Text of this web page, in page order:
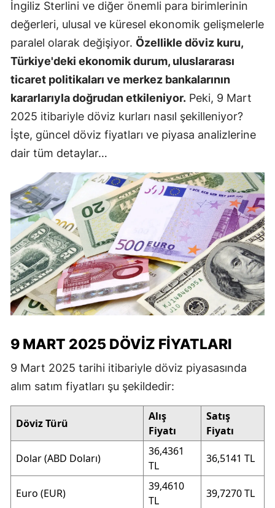
İngiliz Sterlini ve diğer önemli para birimlerinin
değerleri, ulusal ve küresel ekonomik gelişmelerle
paralel olarak değişiyor. Özellikle döviz kuru,
Türkiye'deki ekonomik durum, uluslararası
ticaret politikaları ve merkez bankalarının
kararlarıyla doğrudan etkileniyor. Peki, 9 Mart
2025 itibariyle döviz kurları nasıl şekilleniyor?
İşte, güncel döviz fiyatları ve piyasa analizlerine
dair tüm detaylar…
9 MART 2025 DÖVIZ FIYATLARI
9 Mart 2025 tarihi itibariyle döviz piyasasında
alım satım fiyatları şu şekildedir:
Döviz Türü
Alış
Fiyatı
Satış
Fiyatı
Dolar (ABD Doları)
36,4361
TL
36,5141 TL
Euro (EUR)
39,4610
TL
39,7270 TL